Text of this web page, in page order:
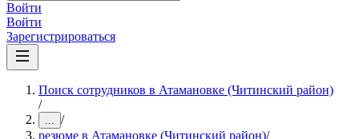
Войти
Войти
Зарегистрироваться
Поиск сотрудников в Атамановке (Читинский район)
/
... /
резюме в Атамановке (Читинский район)/